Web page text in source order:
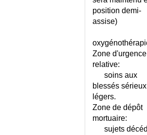
CORPS ETRANGER INTRA-
CORPS ETRANGER PHARYNGE
CORPS FLOTTANTS DU VITRE
COTARD (SYNDROME DE)
position demi-
assise)
Zone d'urgence
relative:
soins aux
blessés
légers.
Zone de dépôt
mortuaire:
sujets